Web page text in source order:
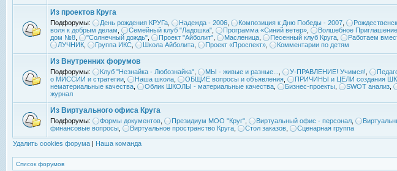
Из проектов Круга
Подфорумы: День рождения КРУГа Надежда - 2006 Композиция к Дню Победы - 2007
воля к добрым делам
Семейный клуб "Ладошка" Программа «Синий ветер» Волшебное Приглашение
дом №8
"Солнечный дождь" Проект "Айболит" Масленица Песенный клуб Круга Работаем
ЛУЧНИК
Группа ИКС Школа Айболита Проект «Проспект» Комментарии по детям
Из Внутренних форумов
Подфорумы: Клуб "Незнайка - Любознайка" МЫ - живые и разные... У-ПРАВЛЕНИЕ! Учимся!
о МИССИИ и стратегии
Наша школа ОБЩИЕ вопросы и объявления ПРИЧИНЫ и ЦЕЛИ создания
нематериальные качества
Облик ШКОЛЫ - материальные качества Бизнес-проекты SWOT анализ
журнал
Из Виртуального офиса Круга
Подфорумы: Формы документов Президиум МОО "Круг" Виртуальный офис - персонал
финансовые вопросы
Виртуальное пространство Круга Стол заказов Сценарная группа
Удалить cookies форума | Наша команда
Список форумов